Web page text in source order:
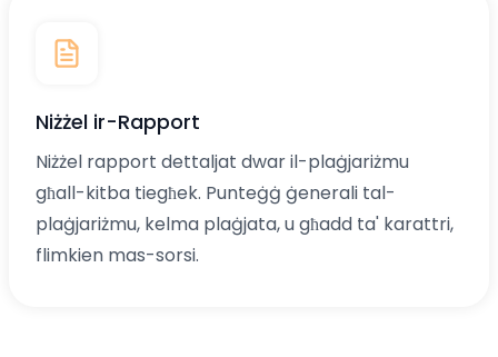
Niżżel ir-Rapport
Niżżel rapport dettaljat dwar il-plaġjariżmu
għall-kitba tiegħek. Punteġġ ġenerali tal-
plaġjariżmu, kelma plaġjata, u għadd ta' karattri,
flimkien mas-sorsi.